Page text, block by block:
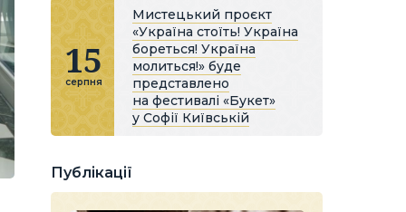
15
серпня
Мистецький проєкт
«Україна стоїть! Україна
бореться! Україна
молиться!» буде
представлено
на фестивалі «Букет»
у Софії Київській
Публікації